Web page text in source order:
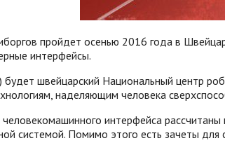
пройдет осенью 2016 года в
интерфейсы.
швейцарский Национальный центр
наделяющим человека
интерфейса
системой. Помимо этого есть зачеты